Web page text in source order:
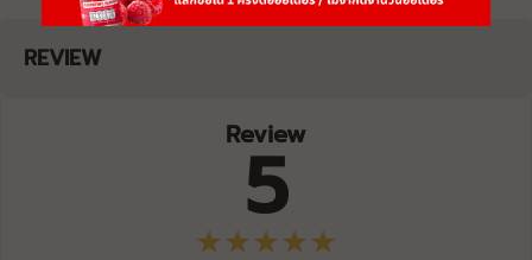
REVIEW
Review
5